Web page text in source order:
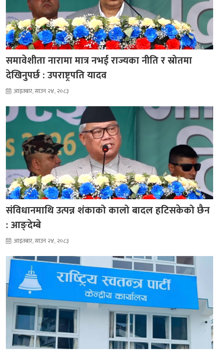
समावेशीता नारामा मात्र नभई राज्यका नीति र स्रोतमा
देखिनुपर्छ : उपराष्ट्रपति यादव
आइतबार, साउन २४, २०८३
संविधानमाथि उत्पन्न शंकाको कालो बादल हटिसकेको छैन
: आङ्देम्बे
आइतबार, साउन २४, २०८३